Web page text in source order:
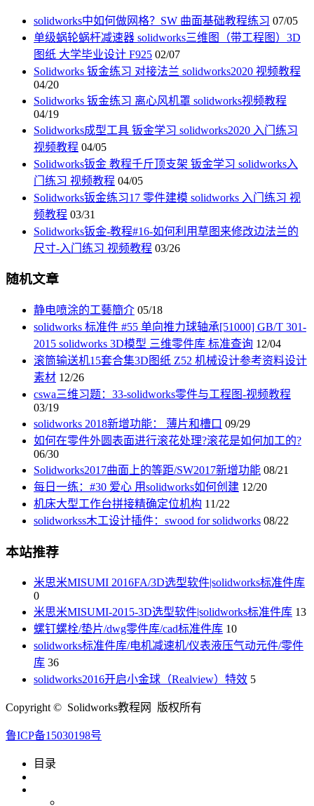
solidworks中如何做网格？SW 曲面基础教程练习 07/05
单级蜗轮蜗杆减速器 solidworks三维图（带工程图）3D
图纸 大学毕业设计 F925 02/07
Solidworks 钣金练习 对接法兰 solidworks2020 视频教程
04/20
Solidworks 钣金练习 离心风机罩 solidworks视频教程
04/19
Solidworks成型工具 钣金学习 solidworks2020 入门练习
视频教程 04/05
Solidworks钣金 教程千斤顶支架 钣金学习 solidworks入
门练习 视频教程 04/05
Solidworks钣金练习17 零件建模 solidworks 入门练习 视
频教程 03/31
Solidworks钣金-教程#16-如何利用草图来修改边法兰的
尺寸-入门练习 视频教程 03/26
随机文章
静电喷涂的工藝簡介 05/18
solidworks 标准件 #55 单向推力球轴承[51000] GB/T 301-
2015 solidworks 3D模型 三维零件库 标准查询 12/04
滚筒输送机15套合集3D图纸 Z52 机械设计参考资料设计
素材 12/26
cswa三维习题：33-solidworks零件与工程图-视频教程
03/19
solidworks 2018新增功能： 薄片和槽口 09/29
如何在零件外圆表面进行滚花处理?滚花是如何加工的?
06/30
Solidworks2017曲面上的等距/SW2017新增功能 08/21
每日一练：#30 爱心 用solidworks如何创建 12/20
机床大型工作台拼接精确定位机构 11/22
solidworkss木工设计插件：swood for solidworks 08/22
本站推荐
米思米MISUMI 2016FA/3D选型软件|solidworks标准件库
0
米思米MISUMI-2015-3D选型软件|solidworks标准件库 13
螺钉螺栓/垫片/dwg零件库/cad标准件库 10
solidworks标准件库/电机减速机/仪表液压气动元件/零件
库 36
solidworks2016开启小金球（Realview）特效 5
Copyright © Solidworks教程网 版权所有
鲁ICP备15030198号
目录